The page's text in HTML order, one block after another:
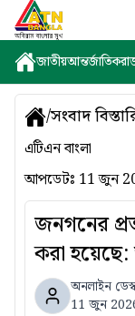
জাতীয়আন্তর্জাতিক
/সংবাদ
এটিএন বাংলা
আপডেটঃ 11 জুন
জনগনের
করা হয়েছে:
অনলাইন
11 জুন